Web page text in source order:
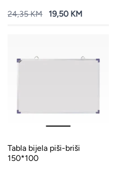
24,35 KM
19,50 KM
Tabla bijela piši-briši
150*100